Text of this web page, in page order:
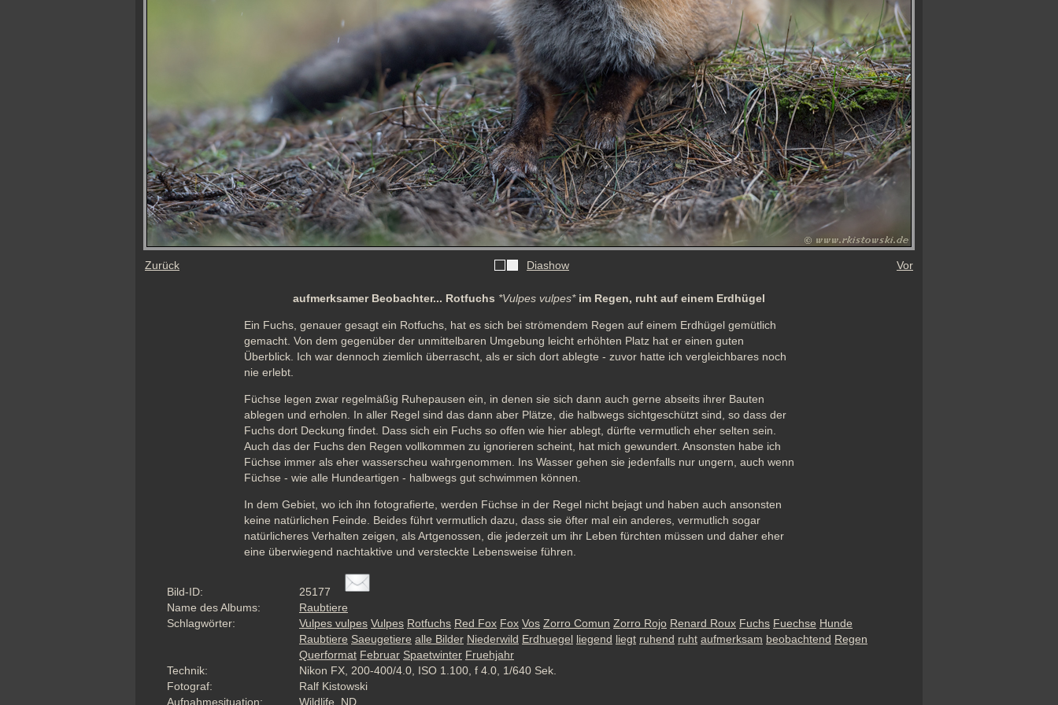
Zurück Diashow Vor
aufmerksamer Beobachter... Rotfuchs *Vulpes vulpes*im Regen, ruht auf einem Erdhügel
Ein Fuchs, genauer gesagt ein Rotfuchs, hat es sich bei strömendem Regen auf einem Erdhügel gemütlich
gemacht. Von dem gegenüber der unmittelbaren Umgebung leicht erhöhten Platz hat er einen guten
Überblick. Ich war dennoch ziemlich überrascht, als er sich dort ablegte - zuvor hatte ich vergleichbares noch
nie erlebt.
Füchse legen zwar regelmäßig Ruhepausen ein, in denen sie sich dann auch gerne abseits ihrer Bauten
ablegen und erholen. In aller Regel sind das dann aber Plätze, die halbwegs sichtgeschützt sind, so dass der
Fuchs dort Deckung findet. Dass sich ein Fuchs so offen wie hier ablegt, dürfte vermutlich eher selten sein.
Auch das der Fuchs den Regen vollkommen zu ignorieren scheint, hat mich gewundert. Ansonsten habe ich
Füchse immer als eher wasserscheu wahrgenommen. Ins Wasser gehen sie jedenfalls nur ungern, auch wenn
Füchse - wie alle Hundeartigen - halbwegs gut schwimmen können.
In dem Gebiet, wo ich ihn fotografierte, werden Füchse in der Regel nicht bejagt und haben auch ansonsten
keine natürlichen Feinde. Beides führt vermutlich dazu, dass sie öfter mal ein anderes, vermutlich sogar
natürlicheres Verhalten zeigen, als Artgenossen, die jederzeit um ihr Leben fürchten müssen und daher eher
eine überwiegend nachtaktive und versteckte Lebensweise führen.
Bild-ID:
25177
Name des Albums:
Raubtiere
Schlagwörter:
Vulpes vulpes Vulpes Rotfuchs Red Fox Fox Vos Zorro Comun Zorro Rojo Renard Roux Fuchs Fuechse Hunde
Raubtiere Saeugetiere alle Bilder Niederwild Erdhuegel liegend liegt ruhend ruht aufmerksam beobachtend Regen
Querformat Februar Spaetwinter Fruehjahr
Technik:
Nikon FX, 200-400/4.0, ISO 1.100, f 4.0, 1/640 Sek.
Fotograf:
Ralf Kistowski
Aufnahmesituation:
Wildlife, ND